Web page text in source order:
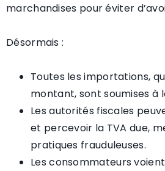
marchandises pour éviter
Désormais :
Toutes les importations,
montant, sont soumises à
Les autorités fiscales
et percevoir la TVA due,
pratiques frauduleuses.
Les consommateurs